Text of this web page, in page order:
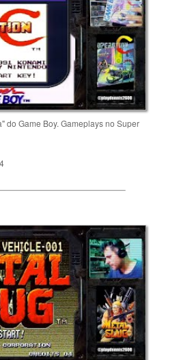
do Game Boy. Gameplays no Super